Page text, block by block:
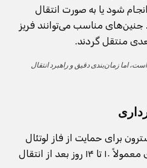
شود یا به صورت انتقال
بلاستوسیست در روز ۵ یا ۶. جنین‌های مناسب می‌توانند فریز
منتقل گردند.
اما زمان‌بندی دقیق و راهبرد انتقال
برای حمایت از فاز لوتئال
تجویز می‌شود. تست بارداری معمولاً ۱۰ تا ۱۴ روز بعد از انتقال